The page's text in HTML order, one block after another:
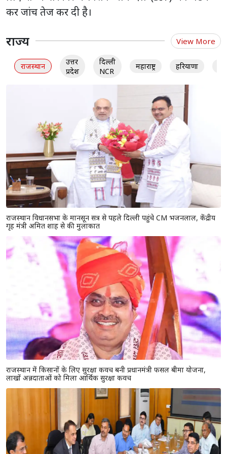
कर जांच तेज कर दी है।
राज्य View More
राजस्थान
उत्तर
प्रदेश
दिल्ली
NCR
महाराष्ट्र हरियाणा
राजस्थान विधानसभा के मानसून सत्र से पहले दिल्ली पहुंचे CM भजनलाल, केंद्रीय
गृह मंत्री अमित शाह से की मुलाकात
राजस्थान में किसानों के लिए सुरक्षा कवच बनी प्रधानमंत्री फसल बीमा योजना,
लाखों अन्नदाताओं को मिला आर्थिक सुरक्षा कवच